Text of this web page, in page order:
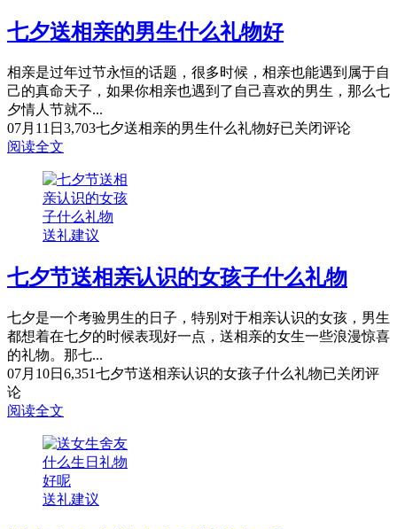
七夕送相亲的男生什么礼物好
相亲是过年过节永恒的话题，很多时候，相亲也能遇到属于自
己的真命天子，如果你相亲也遇到了自己喜欢的男生，那么七
夕情人节就不...
07月11日 3,703七夕送相亲的男生什么礼物好已关闭评论
阅读全文
送礼建议
七夕节送相亲认识的女孩子什么礼物
七夕是一个考验男生的日子，特别对于相亲认识的女孩，男生
都想着在七夕的时候表现好一点，送相亲的女生一些浪漫惊喜
的礼物。那七...
07月10日 6,351七夕节送相亲认识的女孩子什么礼物已关闭评
论
阅读全文
送礼建议